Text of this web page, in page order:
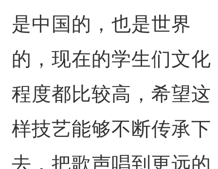
是中国的，也是世界
的，现在的学生们文化
程度都比较高，希望这
样技艺能够不断传承下
去，把歌声唱到更远的